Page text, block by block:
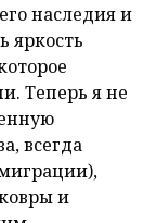
наследия и
яркость
Теперь я не
всегда
и